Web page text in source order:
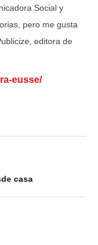
Social y
pero me gusta
editora de
eusse/
casa